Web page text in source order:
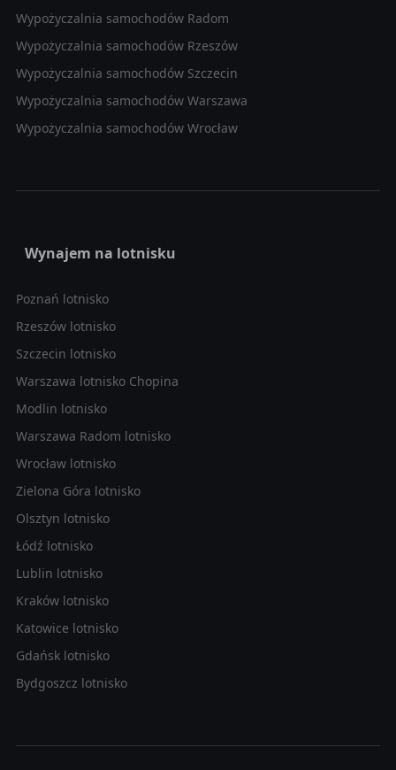
Wypożyczalnia samochodów Radom
Wypożyczalnia samochodów Rzeszów
Wypożyczalnia samochodów Szczecin
Wypożyczalnia samochodów Warszawa
Wypożyczalnia samochodów Wrocław
Wynajem na lotnisku
Poznań lotnisko
Rzeszów lotnisko
Szczecin lotnisko
Warszawa lotnisko Chopina
Modlin lotnisko
Warszawa Radom lotnisko
Wrocław lotnisko
Zielona Góra lotnisko
Olsztyn lotnisko
Łódź lotnisko
Lublin lotnisko
Kraków lotnisko
Katowice lotnisko
Gdańsk lotnisko
Bydgoszcz lotnisko